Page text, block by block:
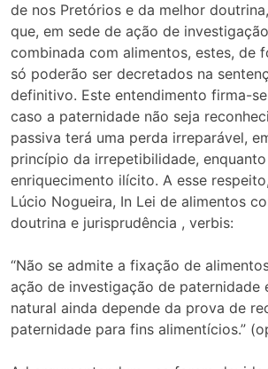
de nos Pretórios e da melhor
que, em sede de ação de
combinada com alimentos, estes, de
só poderão ser decretados na
definitivo. Este entendimento firma-
caso a paternidade não seja
passiva terá uma perda irreparável,
princípio da irrepetibilidade,
enriquecimento ilícito. A esse
Lúcio Nogueira, In Lei de alimentos
doutrina e jurisprudência , verbis:
“Não se admite a fixação de
ação de investigação de paternidade
natural ainda depende da prova de
paternidade para fins alimentícios.”